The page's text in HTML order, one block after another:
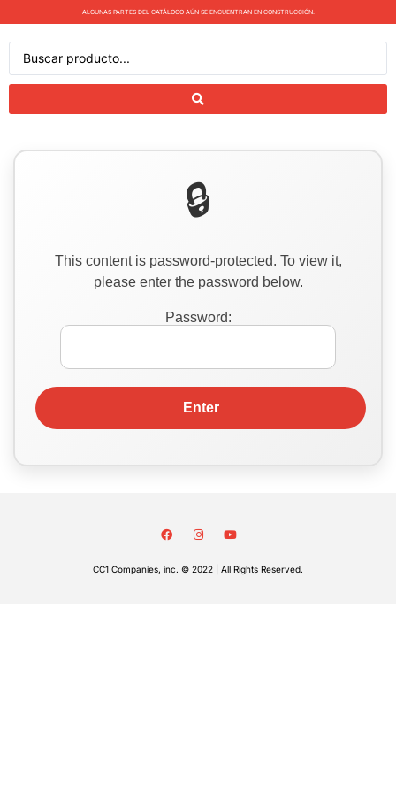
ALGUNAS PARTES DEL CATÁLOGO AÚN SE ENCUENTRAN EN CONSTRUCCIÓN.
This content is password-protected. To view it,
please enter the password below.
Password:
CC1 Companies, inc. © 2022 | All Rights Reserved.